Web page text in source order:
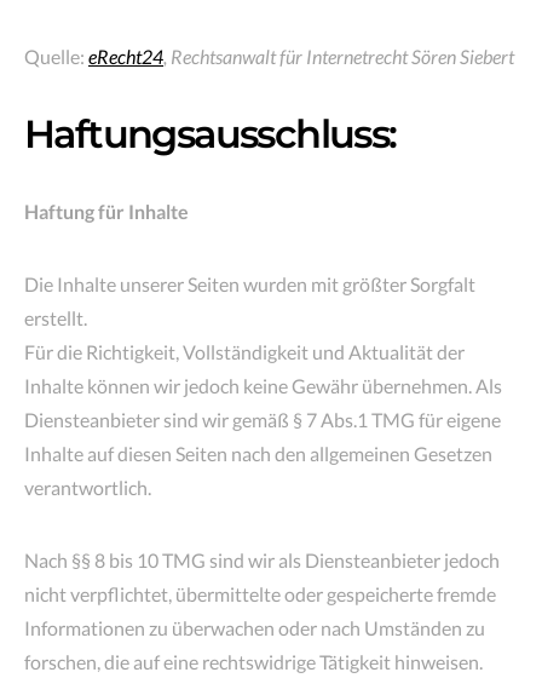
Quelle: eRecht24, Rechtsanwalt für Internetrecht Sören Siebert
Haftungsausschluss:
Haftung für Inhalte
Die Inhalte unserer Seiten wurden mit größter Sorgfalt
erstellt.
Für die Richtigkeit, Vollständigkeit und Aktualität der
Inhalte können wir jedoch keine Gewähr übernehmen. Als
Diensteanbieter sind wir gemäß § 7 Abs.1 TMG für eigene
Inhalte auf diesen Seiten nach den allgemeinen Gesetzen
verantwortlich.
Nach §§ 8 bis 10 TMG sind wir als Diensteanbieter jedoch
nicht verpflichtet, übermittelte oder gespeicherte fremde
Informationen zu überwachen oder nach Umständen zu
forschen, die auf eine rechtswidrige Tätigkeit hinweisen.